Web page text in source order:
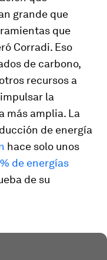
grande que
que
Corradi. Eso
de carbono,
recursos a
la
más amplia. La
de energía
hace solo unos
de energías
de su